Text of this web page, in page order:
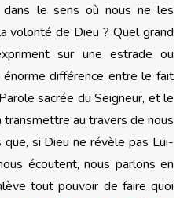
dans le sens où nous ne les
volonté de Dieu ? Quel grand
sur une estrade ou
différence entre le fait
sacrée du Seigneur, et le
au travers de nous
que, si Dieu ne révèle pas Lui-
écoutent, nous parlons en
tout pouvoir de faire quoi